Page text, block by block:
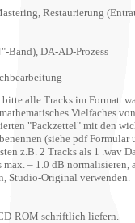
Restaurierung
Band), DA-AD-Prozess
alle Tracks im Format
Vielfaches
"Packzettel" mit den
(siehe pdf Formular
z.B. 2 Tracks als 1 .wav
– 1.0 dB normalisieren,
Studio-Original verwenden.
ROM schriftlich liefern.